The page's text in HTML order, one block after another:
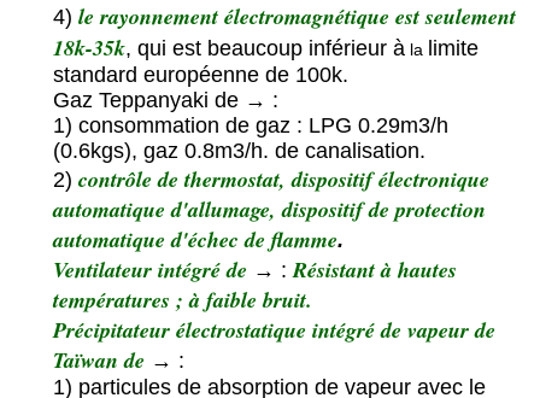
4)le rayonnement électromagnétique est seulement
18k-35k, qui est beaucoup inférieur à la
limite
standard européenne de 100k.
Gaz Teppanyaki de → :
1) consommation de gaz : LPG 0.29m3/h
(0.6kgs), gaz 0.8m3/h. de canalisation.
2)contrôle de thermostat, dispositif électronique
automatique d'allumage, dispositif de protection
automatique d'échec de flamme.
Ventilateur intégré de → :Résistant à hautes
températures ; à faible bruit.
Précipitateur électrostatique intégré de vapeur de
Taïwan de → :
1) particules de absorption de vapeur avec le